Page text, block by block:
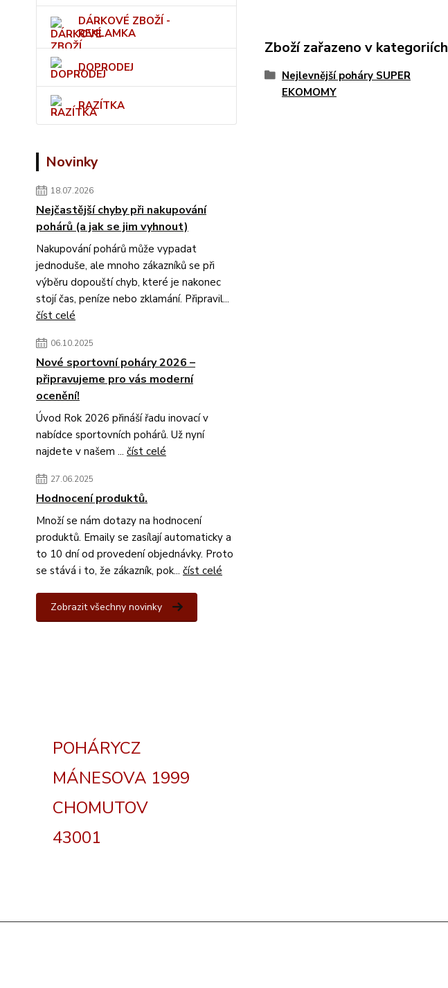
DÁRKOVÉ ZBOŽÍ -
REKLAMKA
DOPRODEJ
RAZÍTKA
Novinky
18.07.2026
Nejčastější chyby při nakupování
pohárů (a jak se jim vyhnout)
Nakupování pohárů může vypadat
jednoduše, ale mnoho zákazníků se při
výběru dopouští chyb, které je nakonec
stojí čas, peníze nebo zklamání. Připravil...
číst celé
06.10.2025
Nové sportovní poháry 2026 –
připravujeme pro vás moderní
ocenění!
Úvod Rok 2026 přináší řadu inovací v
nabídce sportovních pohárů. Už nyní
najdete v našem ... číst celé
27.06.2025
Hodnocení produktů.
Množí se nám dotazy na hodnocení
produktů. Emaily se zasílají automaticky a
to 10 dní od provedení objednávky. Proto
se stává i to, že zákazník, pok... číst celé
Zobrazit všechny novinky
Zboží zařazeno v kategoriích
Nejlevnější poháry SUPER
EKOMOMY
POHÁRYCZ
MÁNESOVA 1999
CHOMUTOV
43001